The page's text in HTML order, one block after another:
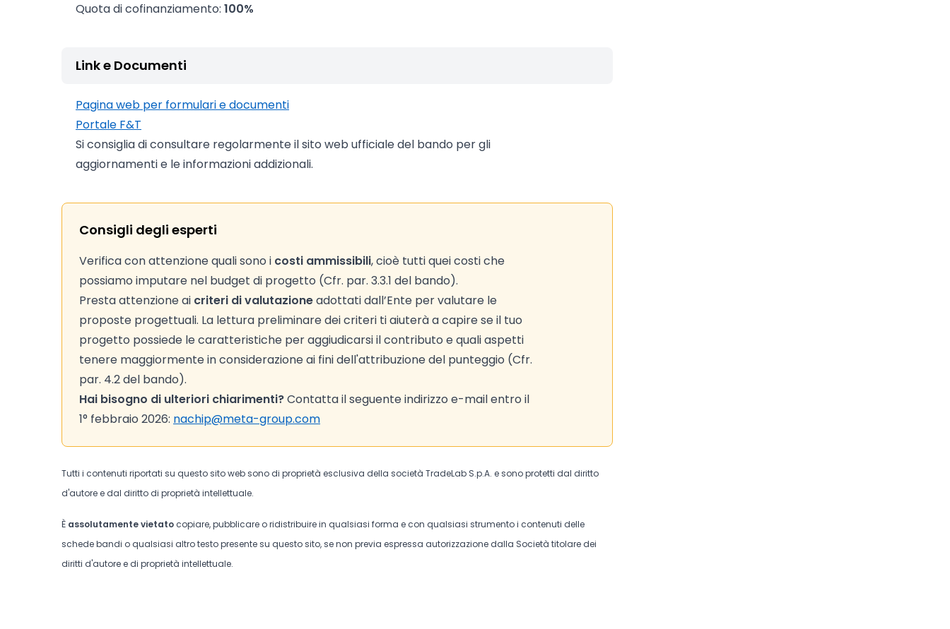
Quota di cofinanziamento: 100%
Link e Documenti
Pagina web per formulari e documenti
Portale F&T
Si consiglia di consultare regolarmente il sito web ufficiale del bando per gli
aggiornamenti e le informazioni addizionali.
Consigli degli esperti
Verifica con attenzione quali sono i costi ammissibili, cioè tutti quei costi che
possiamo imputare nel budget di progetto (Cfr. par. 3.3.1 del bando).
Presta attenzione ai criteri di valutazioneadottati dall’Ente per valutare le
proposte progettuali. La lettura preliminare dei criteri ti aiuterà a capire se il tuo
progetto possiede le caratteristiche per aggiudicarsi il contributo e quali aspetti
tenere maggiormente in considerazione ai fini dell'attribuzione del punteggio (Cfr.
par. 4.2 del bando).
Hai bisogno di ulteriori chiarimenti?Contatta il seguente indirizzo e-mail entro il
1° febbraio 2026: nachip@meta-group.com
Tutti i contenuti riportati su questo sito web sono di proprietà esclusiva della società TradeLab S.p.A. e sono protetti dal diritto
d'autore e dal diritto di proprietà intellettuale.
È assolutamente vietato copiare, pubblicare o ridistribuire in qualsiasi forma e con qualsiasi strumento i contenuti delle
schede bandi o qualsiasi altro testo presente su questo sito, se non previa espressa autorizzazione dalla Società titolare dei
diritti d'autore e di proprietà intellettuale.